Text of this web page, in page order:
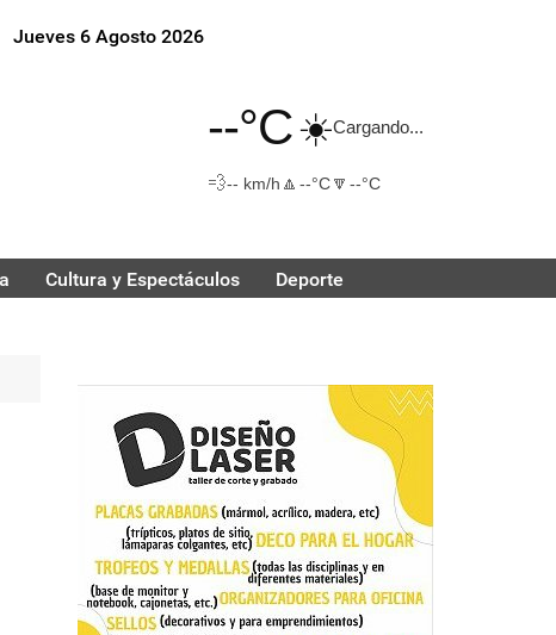
Jueves 6 Agosto 2026
--°C☀️Cargando...
💨-- km/h 🔼 --°C🔽 --°C
Cultura y Espectáculos Deporte